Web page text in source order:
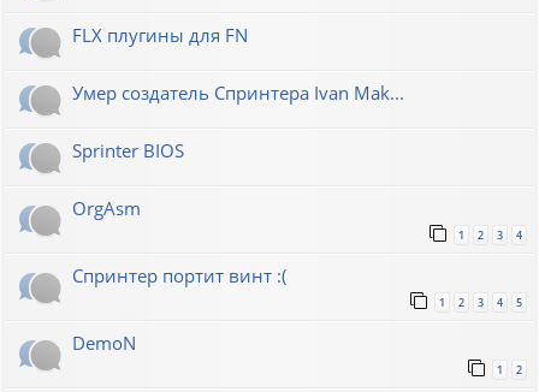
FLX плугины для FN
Умер создатель Спринтера Ivan Mak...
Sprinter BIOS
OrgAsm
1 2 3 4
Спринтер портит винт :(
1 2 3 4 5
DemoN
1 2